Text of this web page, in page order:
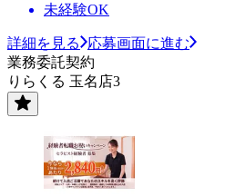
未経験OK
詳細を見る
応募画面に進む
業務委託契約
りらくる 玉名店3